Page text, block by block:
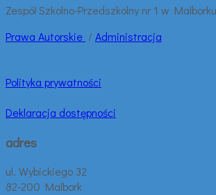
Zespół Szkolno-Przedszkolny nr 1 w
Prawa Autorskie /Administracja
Polityka prywatności
Deklaracja dostępności
adres
ul. Wybickiego 32
82-200 Malbork